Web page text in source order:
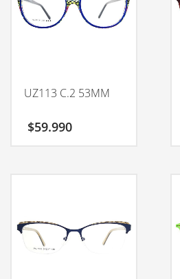
UZ113 C.2 53MM
$59.990